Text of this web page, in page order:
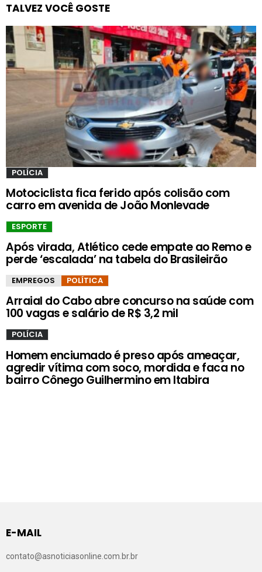
TALVEZ VOCÊ GOSTE
POLÍCIA
Motociclista fica ferido após colisão com
carro em avenida de João Monlevade
ESPORTE
Após virada, Atlético cede empate ao Remo e
perde ‘escalada’ na tabela do Brasileirão
EMPREGOS POLÍTICA
Arraial do Cabo abre concurso na saúde com
100 vagas e salário de R$ 3,2 mil
POLÍCIA
Homem enciumado é preso após ameaçar,
agredir vítima com soco, mordida e faca no
bairro Cônego Guilhermino em Itabira
E-MAIL
contato@asnoticiasonline.com.br.br